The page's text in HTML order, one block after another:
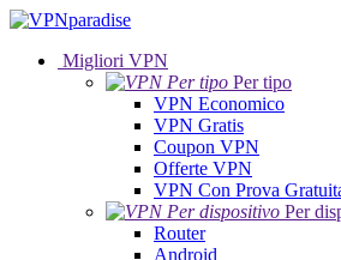
Migliori VPN
Per tipo
VPN Economico
VPN Gratis
Coupon VPN
Offerte VPN
VPN Con Prova
Per
Router
Android